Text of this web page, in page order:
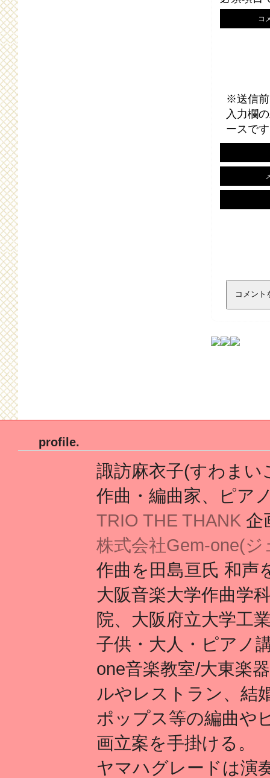
コ
※送信前
入力欄
ースで
profile.
諏訪麻衣子(すわまい
作曲・編曲家、ピア
TRIO THE THANK 企
株式会社Gem-one(
作曲を田島亘氏 和声
大阪音楽大学作曲学
院、大阪府立大学工
子供・大人・ピアノ
one音楽教室/大東楽
ルやレストラン、結
ポップス等の編曲や
画立案を手掛ける。
ヤマハグレードは演